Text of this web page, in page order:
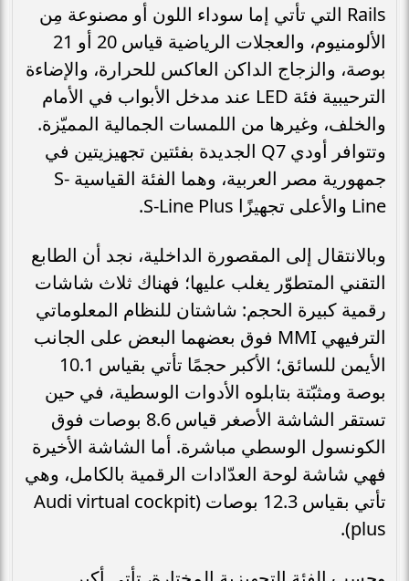
Rails التي تأتي إما سوداء اللون أو مصنوعة مِن
الألومنيوم، والعجلات الرياضية قياس 20 أو 21
بوصة، والزجاج الداكن العاكس للحرارة، والإضاءة
الترحيبية فئة LED عند مدخل الأبواب في الأمام
والخلف، وغيرها من اللمسات الجمالية المميّزة.
وتتوافر أودي Q7 الجديدة بفئتين تجهيزيتين في
جمهورية مصر العربية، وهما الفئة القياسية S-
Line والأعلى تجهيزًا S-Line Plus.
وبالانتقال إلى المقصورة الداخلية، نجد أن الطابع
التقني المتطوّر يغلب عليها؛ فهناك ثلاث شاشات
رقمية كبيرة الحجم: شاشتان للنظام المعلوماتي
الترفيهي MMI فوق بعضهما البعض على الجانب
الأيمن للسائق؛ الأكبر حجمًا تأتي بقياس 10.1
بوصة ومثبّتة بتابلوه الأدوات الوسطية، في حين
تستقر الشاشة الأصغر قياس 8.6 بوصات فوق
الكونسول الوسطي مباشرة. أما الشاشة الأخيرة
فهي شاشة لوحة العدّادات الرقمية بالكامل، وهي
تأتي بقياس 12.3 بوصات (Audi virtual cockpit
plus).